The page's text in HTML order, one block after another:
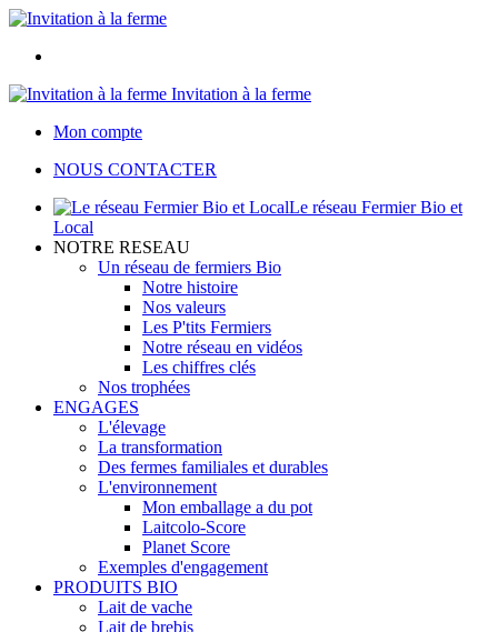
Invitation à la ferme
Mon compte
NOUS CONTACTER
Le réseau Fermier Bio et
Local
NOTRE RESEAU
Un réseau de fermiers Bio
Notre histoire
Nos valeurs
Les P'tits Fermiers
Notre réseau en vidéos
Les chiffres clés
Nos trophées
ENGAGES
L'élevage
La transformation
Des fermes familiales et durables
L'environnement
Mon emballage a du pot
Laitcolo-Score
Planet Score
Exemples d'engagement
PRODUITS BIO
Lait de vache
Lait de brebis